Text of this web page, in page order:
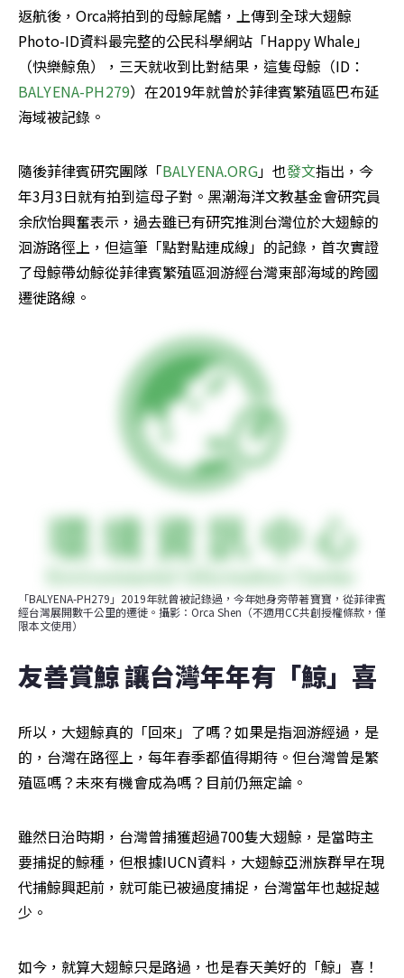
返航後，Orca將拍到的母鯨尾鰭，上傳到全球大翅鯨
Photo-ID資料最完整的公民科學網站「Happy Whale」
（快樂鯨魚），三天就收到比對結果，這隻母鯨（ID：
BALYENA-PH279）在2019年就曾於菲律賓繁殖區巴布延
海域被記錄。
隨後菲律賓研究團隊「BALYENA.ORG」也發文指出，今
年3月3日就有拍到這母子對。黑潮海洋文教基金會研究員
余欣怡興奮表示，過去雖已有研究推測台灣位於大翅鯨的
洄游路徑上，但這筆「點對點連成線」的記錄，首次實證
了母鯨帶幼鯨從菲律賓繁殖區洄游經台灣東部海域的跨國
遷徙路線。
「BALYENA-PH279」2019年就曾被記錄過，今年她身旁帶著寶寶，從菲律賓
經台灣展開數千公里的遷徙。攝影：Orca Shen（不適用CC共創授權條款，僅
限本文使用）
友善賞鯨 讓台灣年年有「鯨」喜
所以，大翅鯨真的「回來」了嗎？如果是指洄游經過，是
的，台灣在路徑上，每年春季都值得期待。但台灣曾是繁
殖區嗎？未來有機會成為嗎？目前仍無定論。
雖然日治時期，台灣曾捕獲超過700隻大翅鯨，是當時主
要捕捉的鯨種，但根據IUCN資料，大翅鯨亞洲族群早在現
代捕鯨興起前，就可能已被過度捕捉，台灣當年也越捉越
少。
如今，就算大翅鯨只是路過，也是春天美好的「鯨」喜！